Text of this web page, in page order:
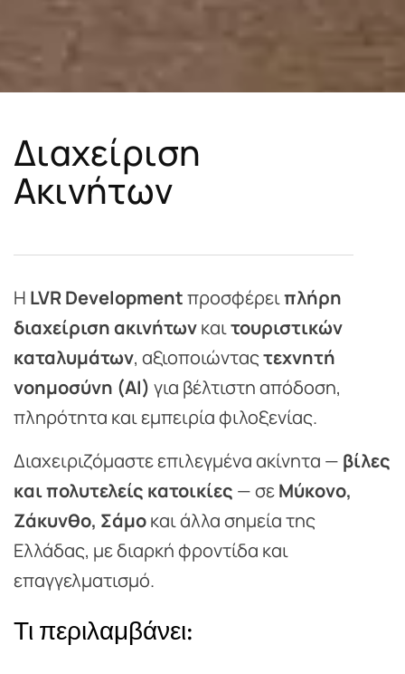
Διαχείριση
Ακινήτων
Η LVR Developmentπροσφέρειπλήρη
διαχείριση ακινήτωνκαιτουριστικών
καταλυμάτων, αξιοποιώνταςτεχνητή
νοημοσύνη (AI) για βέλτιστη απόδοση,
πληρότητα και εμπειρία φιλοξενίας.
Διαχειριζόμαστε επιλεγμένα ακίνητα — βίλες
και πολυτελείς κατοικίες — σεΜύκονο,
Ζάκυνθο, Σάμοκαι άλλα σημεία της
Ελλάδας, με διαρκή φροντίδα και
επαγγελματισμό.
Τι περιλαμβάνει: